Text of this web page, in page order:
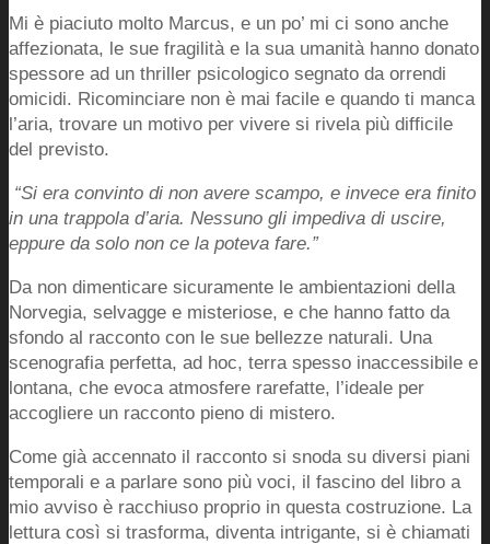
Mi è piaciuto molto Marcus, e un po’ mi ci sono anche
affezionata, le sue fragilità e la sua umanità hanno donato
spessore ad un thriller psicologico segnato da orrendi
omicidi. Ricominciare non è mai facile e quando ti manca
l’aria, trovare un motivo per vivere si rivela più difficile
del previsto.
“Si era convinto di non avere scampo, e invece era finito
in una trappola d’aria. Nessuno gli impediva di uscire,
eppure da solo non ce la poteva fare.”
Da non dimenticare sicuramente le ambientazioni della
Norvegia, selvagge e misteriose, e che hanno fatto da
sfondo al racconto con le sue bellezze naturali. Una
scenografia perfetta, ad hoc, terra spesso inaccessibile e
lontana, che evoca atmosfere rarefatte, l’ideale per
accogliere un racconto pieno di mistero.
Come già accennato il racconto si snoda su diversi piani
temporali e a parlare sono più voci, il fascino del libro a
mio avviso è racchiuso proprio in questa costruzione. La
lettura così si trasforma, diventa intrigante, si è chiamati